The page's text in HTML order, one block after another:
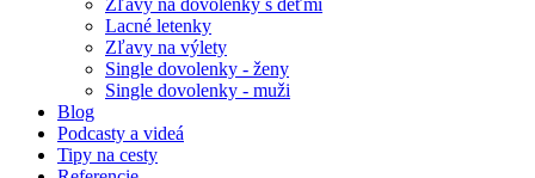
Zľavy na dovolenky s deťmi
Lacné letenky
Zľavy na výlety
Single dovolenky - ženy
Single dovolenky - muži
Blog
Podcasty a videá
Tipy na cesty